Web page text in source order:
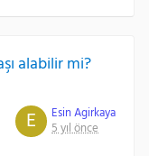
alabilir mi?
E
Esin Agirkaya
5 yıl önce